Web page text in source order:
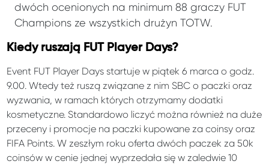
dwóch ocenionych na minimum 88 graczy FUT
Champions ze wszystkich drużyn TOTW.
Kiedy ruszają FUT Player Days?
Event FUT Player Days startuje w piątek 6 marca o godz.
9.00. Wtedy też ruszą związane z nim SBC o paczki oraz
wyzwania, w ramach których otrzymamy dodatki
kosmetyczne. Standardowo liczyć można również na duże
przeceny i promocje na paczki kupowane za coinsy oraz
FIFA Points. W zeszłym roku oferta dwóch paczek za 50k
coinsów w cenie jednej wyprzedała się w zaledwie 10